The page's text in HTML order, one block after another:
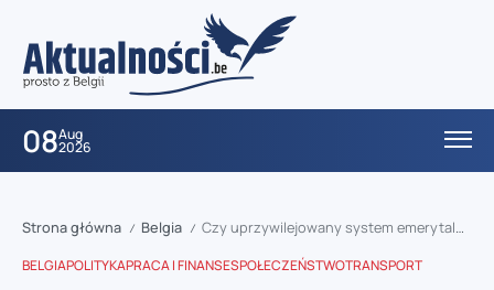
08Aug
2026
Strona główna / Belgia / Czy uprzywilejowany system emerytalny pracowników kolei nadal jest uzasadniony?
BELGIAPOLITYKAPRACA I FINANSESPOŁECZEŃSTWOTRANSPORT